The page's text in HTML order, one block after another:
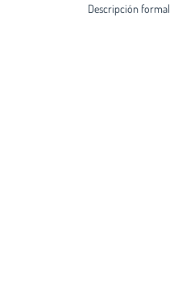
Descripción formal